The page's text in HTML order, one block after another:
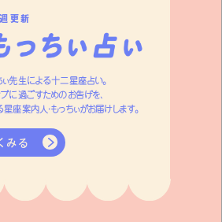
更新
先生による十二星座占い。
に過ごすためのお告げを、
座案内人・もっちぃがお届けします。
みる